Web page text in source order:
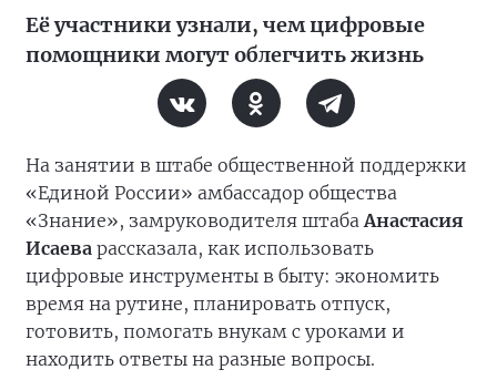
Её участники узнали, чем цифровые
помощники могут облегчить жизнь
На занятии в штабе общественной поддержки
«Единой России» амбассадор общества
«Знание», замруководителя штабаАнастасия
Исаева рассказала, как использовать
цифровые инструменты в быту: экономить
время на рутине, планировать отпуск,
готовить, помогать внукам с уроками и
находить ответы на разные вопросы.